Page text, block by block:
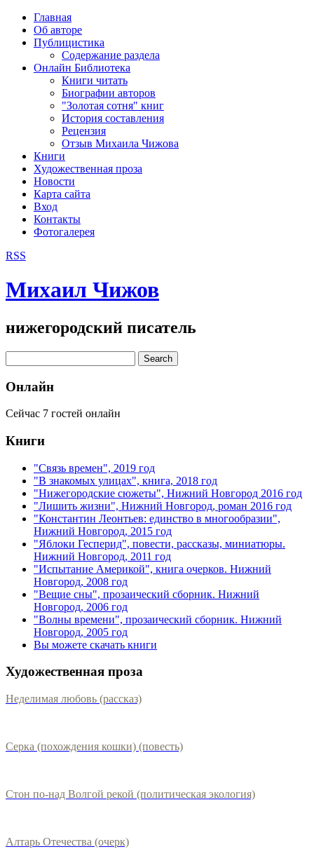
Главная
Об авторе
Публицистика
Содержание раздела
Онлайн Библиотека
Книги читать
Биографии авторов
"Золотая сотня" книг
История составления
Рецензия
Отзыв Михаила Чижова
Книги
Художественная проза
Новости
Карта сайта
Вход
Контакты
Фотогалерея
RSS
Михаил Чижов
нижегородский писатель
Онлайн
Сейчас 7 гостей онлайн
Книги
"Связь времен", 2019 год
"В знакомых улицах", книга, 2018 год
"Нижегородские сюжеты", Нижний Новгород 2016 год
"Лишить жизни", Нижний Новгород, роман 2016 год
"Константин Леонтьев: единство в многообразии",
Нижний Новгород, 2015 год
"Яблоки Гесперид", повести, рассказы, миниатюры.
Нижний Новгород, 2011 год
"Испытание Америкой", книга очерков. Нижний
Новгород, 2008 год
"Вещие сны", прозаический сборник. Нижний
Новгород, 2006 год
"Волны времени", прозаический сборник. Нижний
Новгород, 2005 год
Вы можете скачать книги
Художественная проза
Неделимая любовь (рассказ)
Серка (похождения кошки) (повесть)
Стон по-над Волгой рекой (политическая экология)
Алтарь Отечества (очерк)